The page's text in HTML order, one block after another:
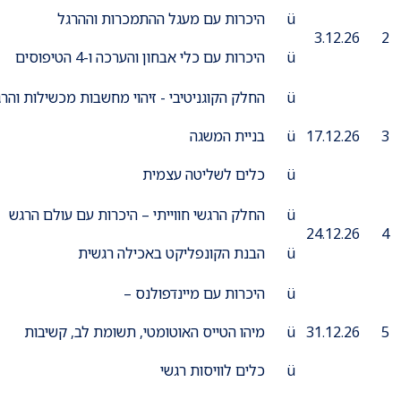
2
3.12.26
ü היכרות עם מעגל ההתמכרות וההרגל
ü היכרות עם כלי אבחון והערכה ו-4 הטיפוסים
3
17.12.26
ü החלק הקוגניטיבי - זיהוי מחשבות מכשילות והרגלי חשיבה
ü בניית המשגה
ü כלים לשליטה עצמית
4
24.12.26
ü החלק הרגשי חווייתי – היכרות עם עולם הרגש
ü הבנת הקונפליקט באכילה רגשית
5
31.12.26
ü היכרות עם מיינדפולנס –
ü מיהו הטייס האוטומטי, תשומת לב, קשיבות
ü כלים לוויסות רגשי